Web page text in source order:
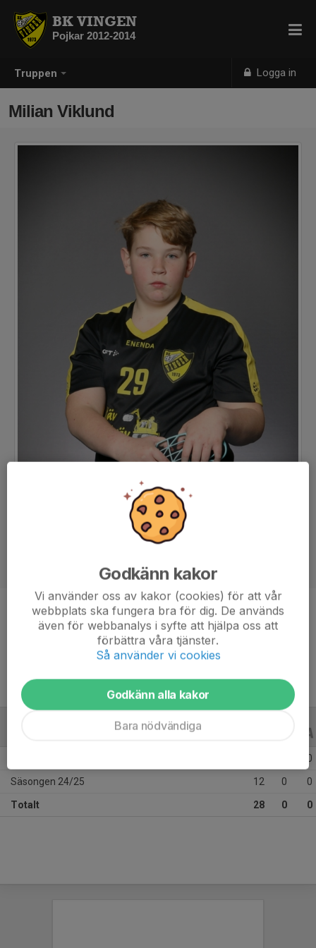
Truppen Logga in
BK VINGEN
Pojkar 2012-2014
Milian Viklund
Position
-
13 år
ALLA ÅR
0
Säsongen 24/25 12 0 0
Totalt 28 0 0
Godkänn kakor
Vi använder oss av kakor (cookies) för att vår
webbplats ska fungera bra för dig. De används
även för webbanalys i syfte att hjälpa oss att
förbättra våra tjänster.
Så använder vi cookies
Godkänn alla kakor
Bara nödvändiga